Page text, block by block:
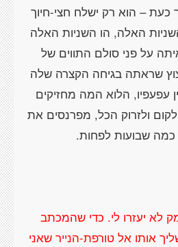
– הוא רק ישלח חצי-חיוך
האלה, הו השניות האלה
על פני סולם התווים של
שראתה בגיחה הקצרה שלה
עפעפיו, הלוא המה מחזיקים
ולזרוק הכל, מפרנסים את
לא יעזרו לי. כדי שהמכתב
אותו אל טורפת-הנייר שאני